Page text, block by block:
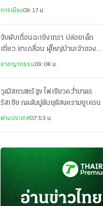
พิพากษา หรือคำสั่งอื่น
การเมือง09:17 น.
จับผับเถื่อนฉะเชิงเทรา ปล่อยเด็ก
เที่ยว ยาเกลื่อน ผู้ใหญ่บ้านเจ้าของ-
อาชญากรรม09:08 น.
วุฒิสภาสหรัฐฯ ไฟเขียวคว่ำบาตร
รัสเซีย กดดันปูตินยุติสงครามยูเครน
ต่างประเทศ07:53 น.